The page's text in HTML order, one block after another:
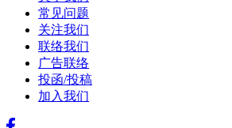
常见问题
关注我们
联络我们
广告联络
投函/投稿
加入我们